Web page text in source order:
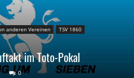
anderen Vereinen
TSV 1860
im Toto-Pokal
0